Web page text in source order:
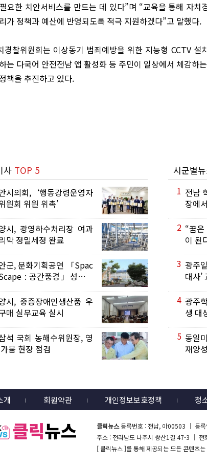
요한 치안서비스를 만드는 데 있다”며 “교육을 통해 자치
가 정책과 예산에 반영되도록 적극 지원하겠다”고 말했다.
경찰위원회는 이상동기 범죄예방을 위한 지능형 CCTV 설
는 다국어 안전전남 앱 활성화 등 주민이 일상에서 체감하
책을 추진하고 있다.
사 TOP 5
시의회, ‘행동강령운영자
원회 위원 위촉’
시, 광영하수처리장 여과
막 정밀세정 완료
군, 문화기획공연 「Spac
: 공간풍경」성공적
시, 중증장애인생산품 우
매 실무교육 실시
석 국회 농해수위원장, 영
뭄 현장 점검
시군별
1 전남
장에
2 “꿈
이 된
3 광주
대사’
4 광주
생 대
5 동일
재양
개 회원약관 개인정보보호정책 청
클릭뉴스등록번호 : 전남, 아00503 ｜ 등
주소 : 전라남도 나주시 쌍산1길 47-3 ｜
[ 클릭뉴스 ]를 통해 제공되는 모든 콘텐츠